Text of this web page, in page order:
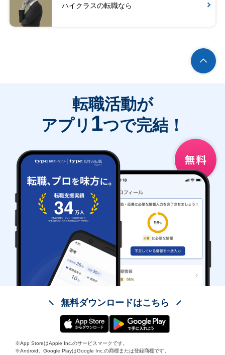
ハイクラスの転職なら
転職活動が
アプリ 1つで完結！
無料ダウンロードはこちら
※App StoreはApple Inc.のサービスマークです。
※Android、Google PlayはGoogle Inc.の商標または登録商標です。